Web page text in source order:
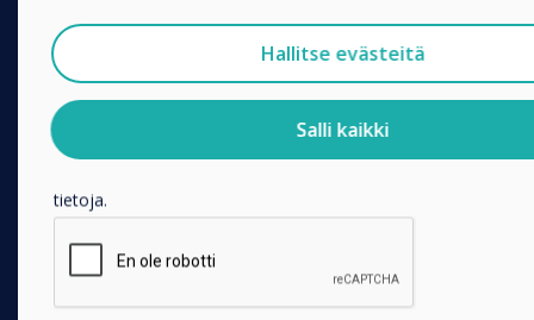
Enterprise
Healthcare
Customer stories
Hallitse evästeitä
Salli kaikki
sähköpostitse, puhelimitse tai postitse.
Suostun vastaanottamaan viestejä Clevertouch.
Tietoja siitä, miten keräämme ja käytämme henkilötietojasi,
tietoja.